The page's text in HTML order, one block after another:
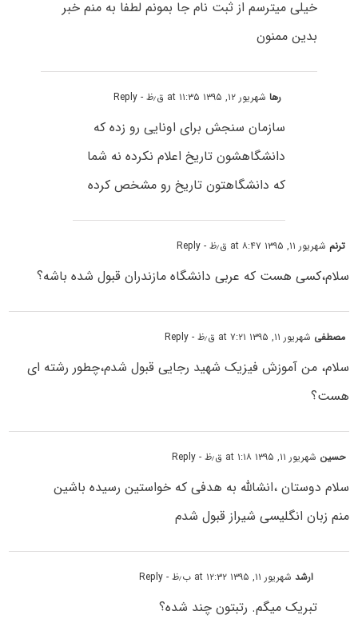
خیلی میترسم از ثبت نام جا بمونم لطفا به منم خبر
بدین ممنون
رهاشهریور ۱۲, ۱۳۹۵ at ۱۱:۳۵ ق٫ظ - Reply
سازمان سنجش برای اونایی رو زده که
دانشگاهشون تاریخ اعلام نکرده نه شما
که دانشگاهتون تاریخ رو مشخص کرده
ترنم شهریور ۱۱, ۱۳۹۵ at ۸:۴۷ ق٫ظ - Reply
سلام،کسی هست که عربی دانشگاه مازندران قبول شده باشه؟
مصطفی شهریور ۱۱, ۱۳۹۵ at ۷:۲۱ ق٫ظ - Reply
سلام، من آموزش فیزیک شهید رجایی قبول شدم،چطور رشته ای
هست؟
حسین شهریور ۱۱, ۱۳۹۵ at ۱:۱۸ ق٫ظ - Reply
سلام دوستان ،انشالله به هدفی که خواستین رسیده باشین
منم زبان انگلیسی شیراز قبول شدم
ارشدشهریور ۱۱, ۱۳۹۵ at ۱۲:۳۲ ب٫ظ - Reply
تبریک میگم. رتبتون چند شده؟